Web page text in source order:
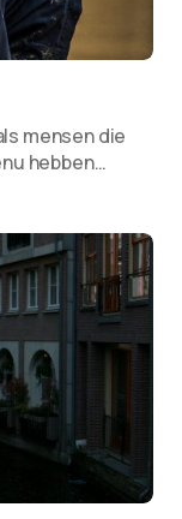
mensen die
hebben…